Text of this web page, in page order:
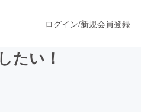
ログイン/新規会員登録
たい！